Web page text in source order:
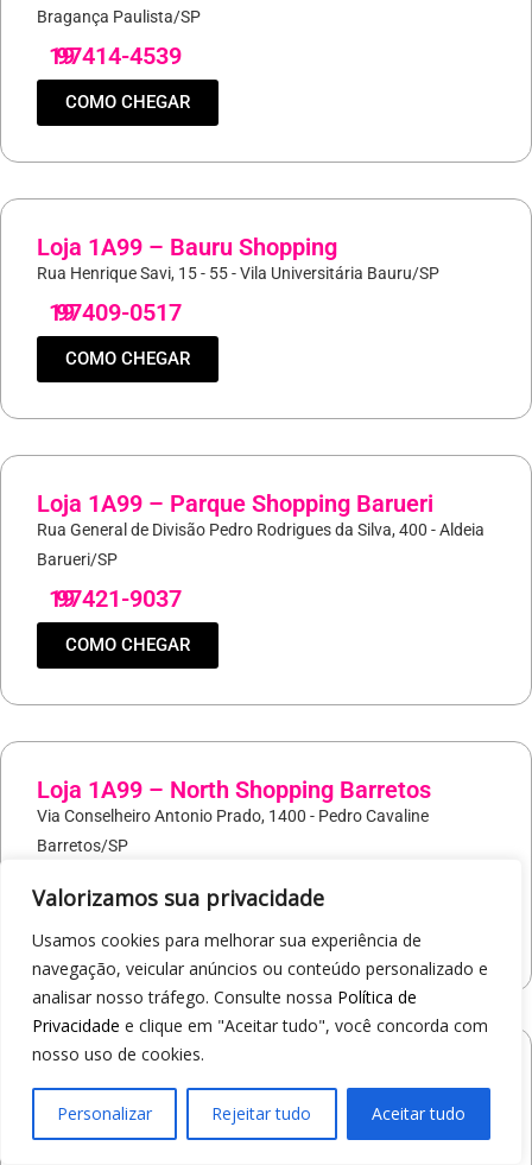
Valorizamos sua privacidade
Usamos cookies para melhorar sua experiência de
navegação, veicular anúncios ou conteúdo personalizado e
analisar nosso tráfego. Consulte nossa Política de
Privacidade e clique em "Aceitar tudo", você concorda com
nosso uso de cookies.
Personalizar Rejeitar tudo Aceitar tudo
Bragança Paulista/SP
19
97414-4539
COMO CHEGAR
Loja 1A99 – Bauru Shopping
Rua Henrique Savi, 15 - 55 - Vila Universitária Bauru/SP
19
97409-0517
COMO CHEGAR
Loja 1A99 – Parque Shopping Barueri
Rua General de Divisão Pedro Rodrigues da Silva, 400 - Aldeia
Barueri/SP
19
97421-9037
COMO CHEGAR
Loja 1A99 – North Shopping Barretos
Via Conselheiro Antonio Prado, 1400 - Pedro Cavaline
Barretos/SP
1997407-5840
COMO CHEGAR
Alberto Carvalho Pinto
Av. Professor Carlos Alberto Carvalho Pinto, 464 - Alvinópolis